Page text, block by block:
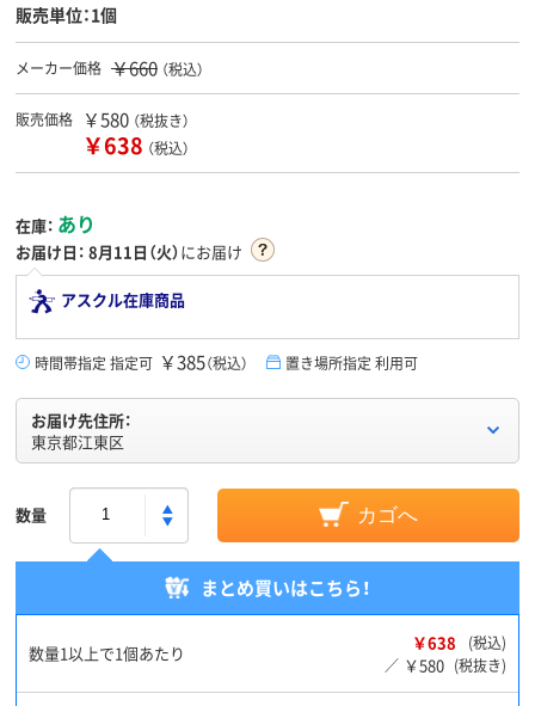
販売単位：1個
メーカー価格 ￥660 （税込）
販売価格 ￥580 （税抜き）
￥638 （税込）
在庫： あり
お届け日： 8月11日（火）にお届け
アスクル在庫商品
時間帯指定 指定可 ￥385（税込） 置き場所指定 利用可
お届け先住所：
東京都江東区
数量 カゴへ
まとめ買いはこちら！
数量1以上で1個あたり ￥638
(税込)
／ ￥580 (税抜き)